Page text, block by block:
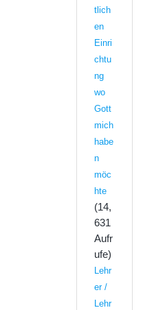
tlich
en
Einri
chtu
ng
wo
Gott
mich
habe
n
möc
hte
(14,
631
Aufr
ufe)
Lehr
er /
Lehr